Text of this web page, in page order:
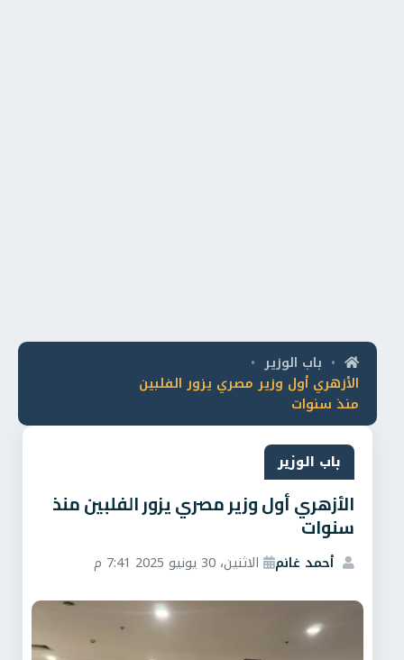
• باب الوزير •
الأزهري أول وزير مصري يزور الفلبين
منذ سنوات
باب الوزير
الأزهري أول وزير مصري يزور الفلبين منذ
سنوات
أحمد غانم الاثنين، 30 يونيو 2025 7:41 م